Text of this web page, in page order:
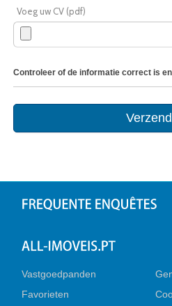
Voeg uw CV (pdf)
Controleer of de informatie correct is
Vastgoedpanden
Favorieten